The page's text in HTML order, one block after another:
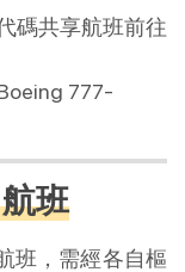
碼共享航班前往
777-
班
班，需經各自樞